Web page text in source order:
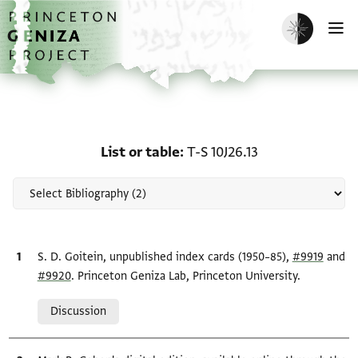
Skip to main content
home
Enable dark
List or table T-S 10J26.13
Bibliographic citation
S. D. Goitein, unpublished index cards (1950–85), #9919 and
#9920. Princeton Geniza Lab, Princeton University.
Discussion